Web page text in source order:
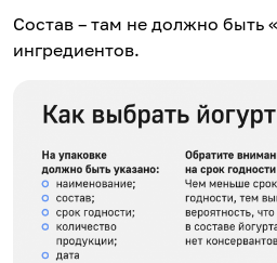
Состав – там не должно быть
ингредиентов.